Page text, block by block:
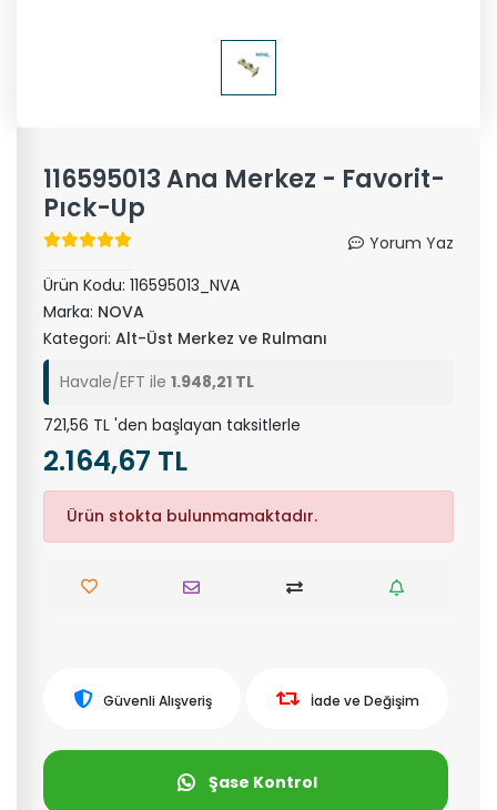
116595013 Ana Merkez - Favorit-
Pıck-Up
Yorum Yaz
Ürün Kodu: 116595013_NVA
Marka: NOVA
Kategori: Alt-Üst Merkez ve Rulmanı
Havale/EFT ile 1.948,21 TL
721,56 TL 'den başlayan taksitlerle
2.164,67 TL
Ürün stokta bulunmamaktadır.
Güvenli Alışveriş İade ve Değişim
Şase Kontrol